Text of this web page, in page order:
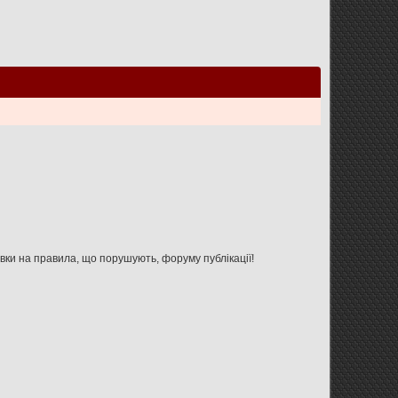
Увага: дана форма не призначена для зв'язку з адміністрацією форуму, використовуйте її тільки для вказівки на правила, що порушують, форуму публікації!